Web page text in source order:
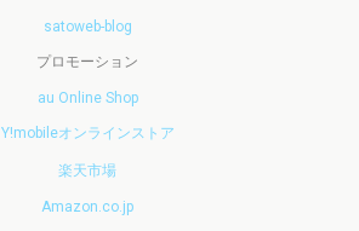
satoweb-blog
プロモーション
au Online Shop
Y!mobileオンラインストア
楽天市場
Amazon.co.jp